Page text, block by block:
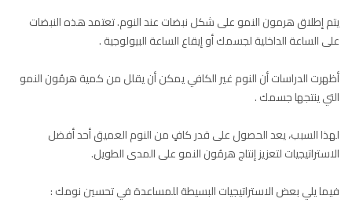
يتم إطلاق هرمون النمو على شكل نبضات عند النوم. تعتمد هذه النبضات
على الساعة الداخلية لجسمك أو إيقاع الساعة البيولوجية .
أظهرت الدراسات أن النوم غير الكافي يمكن أن يقلل من كمية هرمُون النمو
التي ينتجها جسمك .
لهذا السبب، يعد الحصول على قدر كافٍ من النوم العميق أحد أفضل
الاستراتيجيات لتعزيز إنتاج هرمُون النمو على المدى الطويل.
فيما يلي بعض الاستراتيجيات البسيطة للمساعدة في تحسين نومك :